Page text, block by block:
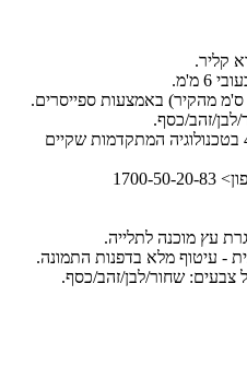
קליר.
מ'מ.
לבן/זהב/כסף.
הדפסה על הזכוכית הינה באיכות 4K בטכנולוגיה המתקדמות שקיים
50-20-83
עץ מוכנה לתלייה.
- עיטוף מלא בדפנות התמונה.
צבעים: שחור/לבן/זהב/כסף.